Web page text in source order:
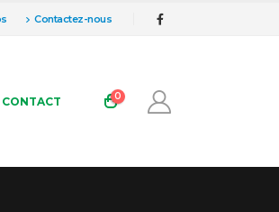
Contactez-nous
CONTACT 0